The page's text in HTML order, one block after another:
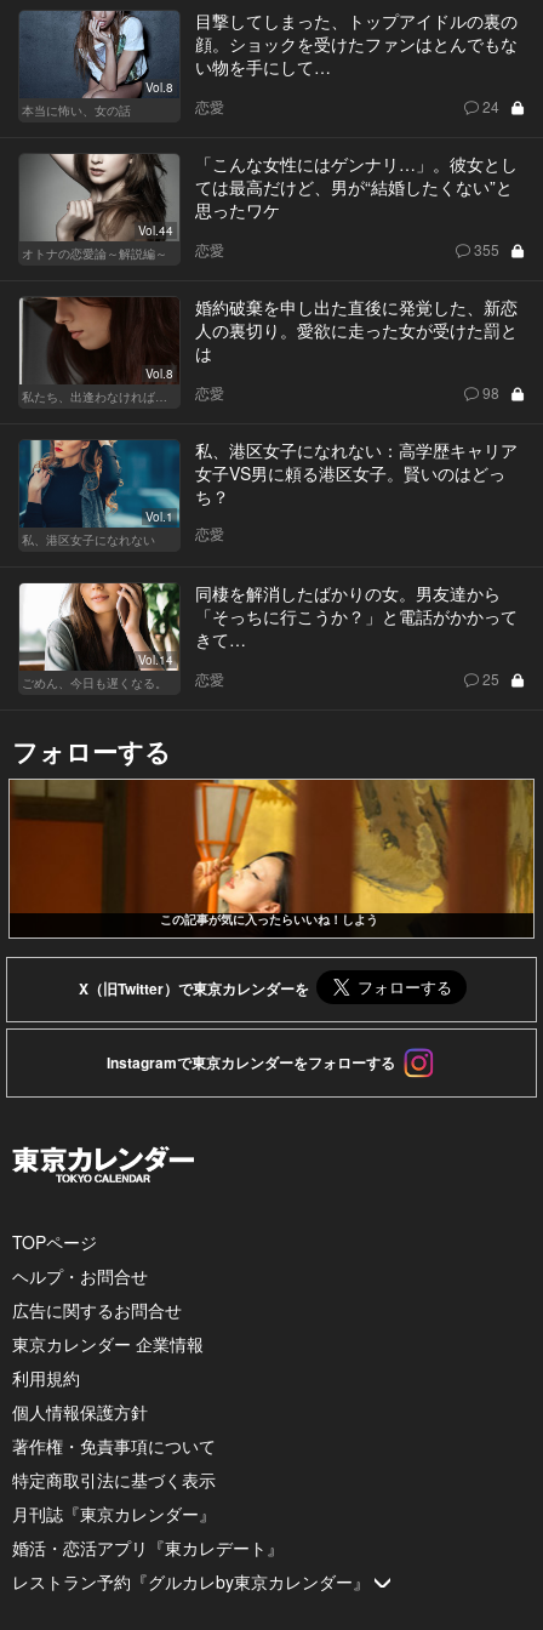
Vol.8
本当に怖い、女の話
目撃してしまった、トップアイドルの裏の
顔。ショックを受けたファンはとんでもな
い物を手にして…
恋愛 24
Vol.44
オトナの恋愛論～解説編～
「こんな女性にはゲンナリ…」。彼女とし
ては最高だけど、男が“結婚したくない”と
思ったワケ
恋愛 355
Vol.8
婚約破棄を申し出た直後に発覚した、新恋
人の裏切り。愛欲に走った女が受けた罰と
は
恋愛 98
Vol.1
私、港区女子になれない
私、港区女子になれない：高学歴キャリア
女子VS男に頼る港区女子。賢いのはどっ
ち？
恋愛
Vol.14
ごめん、今日も遅くなる。
同棲を解消したばかりの女。男友達から
「そっちに行こうか？」と電話がかかって
きて…
恋愛 25
フォローする
この記事が気に入ったらいいね！しよう
X（旧Twitter）で東京カレンダーを
Instagramで東京カレンダーをフォローする
TOPページ
ヘルプ・お問合せ
広告に関するお問合せ
東京カレンダー 企業情報
利用規約
個人情報保護方針
著作権・免責事項について
特定商取引法に基づく表示
月刊誌『東京カレンダー』
婚活・恋活アプリ『東カレデート』
レストラン予約『グルカレby東京カレンダー』